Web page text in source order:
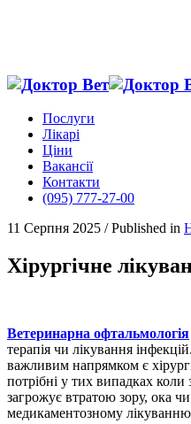
Послуги
Лікарі
Ціни
Вакансії
Контакти
(095) 777-27-00
11 Серпня 2025 /Published in
Хірургічне
Ветеринарна офтальмологія
терапія чи лікування
важливим напрямком є
потрібні у тих випадках
загрожує втратою зору, ока чи
медикаментозному